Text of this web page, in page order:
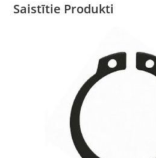
Saistītie Produkti